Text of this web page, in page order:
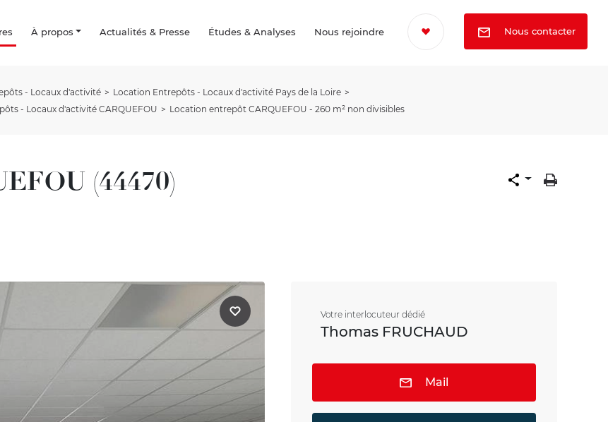
À propos Actualités & Presse Études & Analyses Nous rejoindre Nous contacter
- Locaux d'activité
Location Entrepôts - Locaux d'activité Pays de la Loire
- Locaux d'activité CARQUEFOU Location entrepôt CARQUEFOU - 260 m² non divisibles
(44470)
Votre interlocuteur dédié
Thomas FRUCHAUD
Mail